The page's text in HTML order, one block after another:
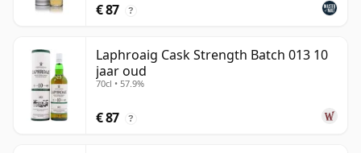
€ 87 ?
Laphroaig Cask Strength Batch 013 10
jaar oud
70cl • 57.9%
€ 87 ?